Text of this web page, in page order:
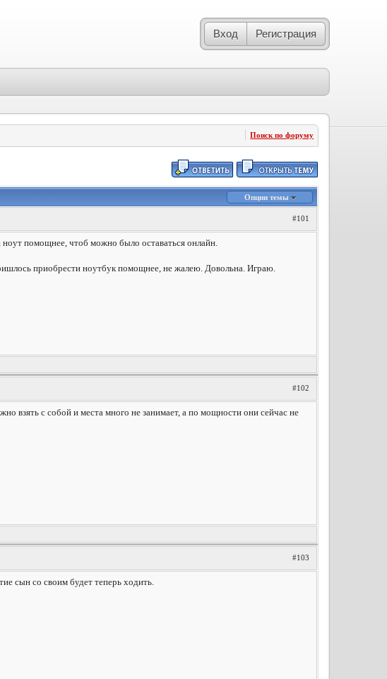
Вход Регистрация
Поиск по форуму
Опции темы
#101
помощнее, чтоб можно было оставаться онлайн.
приобрести ноутбук помощнее, не жалею. Довольна. Играю.
#102
взять с собой и места много не занимает, а по мощности они сейчас не
#103
сын со своим будет теперь ходить.